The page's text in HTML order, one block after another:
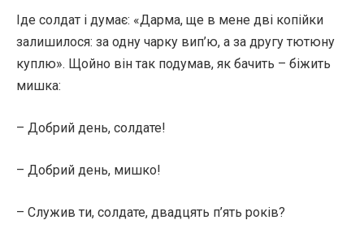
Іде солдат і думає: «Дарма, ще в мене дві копійки
залишилося: за одну чарку вип’ю, а за другу тютюну
куплю». Щойно він так подумав, як бачить – біжить
мишка:
– Добрий день, солдате!
– Добрий день, мишко!
– Служив ти, солдате, двадцять п’ять років?